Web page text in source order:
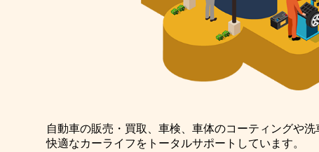
自動車の販売・買取、車検、車体のコーティングや
快適なカーライフをトータルサポートしています。